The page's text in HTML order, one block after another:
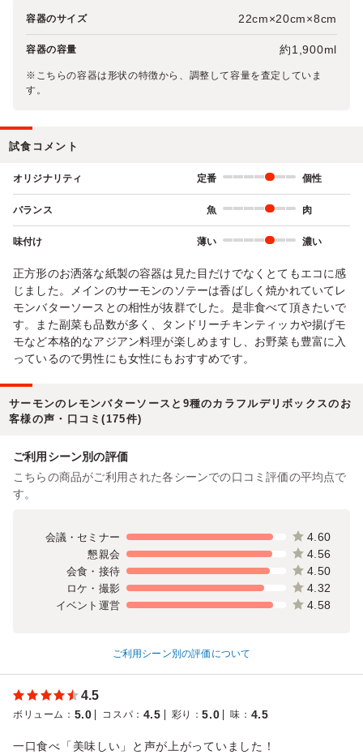
容器のサイズ 22cm×20cm×8cm
容器の容量 約1,900ml
※こちらの容器は形状の特徴から、調整して容量を査定していま
す。
試食コメント
オリジナリティ 定番 個性
バランス 魚 肉
味付け 薄い 濃い
正方形のお洒落な紙製の容器は見た目だけでなくとてもエコに感
じました。メインのサーモンのソテーは香ばしく焼かれていてレ
モンバターソースとの相性が抜群でした。是非食べて頂きたいで
す。また副菜も品数が多く、タンドリーチキンティッカや揚げモ
モなど本格的なアジアン料理が楽しめますし、お野菜も豊富に入
っているので男性にも女性にもおすすめです。
サーモンのレモンバターソースと9種のカラフルデリボックスのお
客様の声・口コミ(175件)
ご利用シーン別の評価
こちらの商品がご利用された各シーンでの口コミ評価の平均点で
す。
会議・セミナー 4.60
懇親会 4.56
会食・接待 4.50
ロケ・撮影 4.32
イベント運営 4.58
ご利用シーン別の評価について
4.5
ボリューム ： 5.0 コスパ ： 4.5 彩り ：5.0 味 ： 4.5
一口食べ「美味しい」と声が上がっていました！